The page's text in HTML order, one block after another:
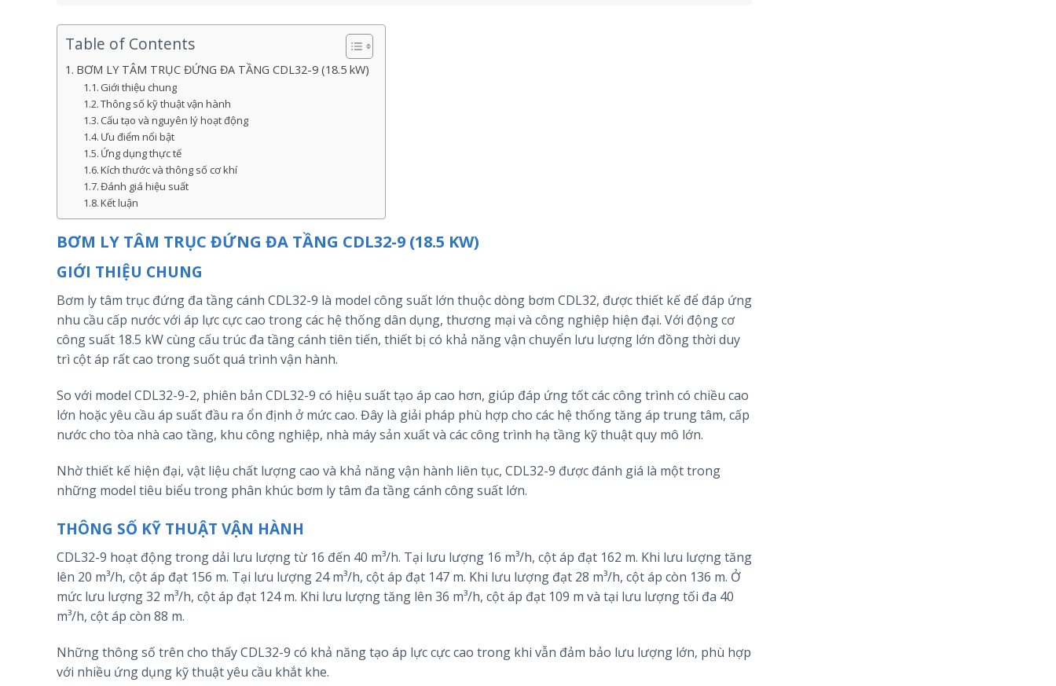
Table of Contents
BƠM LY TÂM TRỤC ĐỨNG ĐA TẦNG CDL32-9 (18.5 kW)
Giới thiệu chung
Thông số kỹ thuật vận hành
Cấu tạo và nguyên lý hoạt động
Ưu điểm nổi bật
Ứng dụng thực tế
Kích thước và thông số cơ khí
Đánh giá hiệu suất
Kết luận
BƠM LY TÂM TRỤC ĐỨNG ĐA TẦNG CDL32-9 (18.5 KW)
GIỚI THIỆU CHUNG
Bơm ly tâm trục đứng đa tầng cánh CDL32-9 là model công suất lớn thuộc dòng bơm CDL32, được thiết kế để đáp ứng
nhu cầu cấp nước với áp lực cực cao trong các hệ thống dân dụng, thương mại và công nghiệp hiện đại. Với động cơ
công suất 18.5 kW cùng cấu trúc đa tầng cánh tiên tiến, thiết bị có khả năng vận chuyển lưu lượng lớn đồng thời duy
trì cột áp rất cao trong suốt quá trình vận hành.
So với model CDL32-9-2, phiên bản CDL32-9 có hiệu suất tạo áp cao hơn, giúp đáp ứng tốt các công trình có chiều cao
lớn hoặc yêu cầu áp suất đầu ra ổn định ở mức cao. Đây là giải pháp phù hợp cho các hệ thống tăng áp trung tâm, cấp
nước cho tòa nhà cao tầng, khu công nghiệp, nhà máy sản xuất và các công trình hạ tầng kỹ thuật quy mô lớn.
Nhờ thiết kế hiện đại, vật liệu chất lượng cao và khả năng vận hành liên tục, CDL32-9 được đánh giá là một trong
những model tiêu biểu trong phân khúc bơm ly tâm đa tầng cánh công suất lớn.
THÔNG SỐ KỸ THUẬT VẬN HÀNH
CDL32-9 hoạt động trong dải lưu lượng từ 16 đến 40 m³/h. Tại lưu lượng 16 m³/h, cột áp đạt 162 m. Khi lưu lượng tăng
lên 20 m³/h, cột áp đạt 156 m. Tại lưu lượng 24 m³/h, cột áp đạt 147 m. Khi lưu lượng đạt 28 m³/h, cột áp còn 136 m. Ở
mức lưu lượng 32 m³/h, cột áp đạt 124 m. Khi lưu lượng tăng lên 36 m³/h, cột áp đạt 109 m và tại lưu lượng tối đa 40
m³/h, cột áp còn 88 m.
Những thông số trên cho thấy CDL32-9 có khả năng tạo áp lực cực cao trong khi vẫn đảm bảo lưu lượng lớn, phù hợp
với nhiều ứng dụng kỹ thuật yêu cầu khắt khe.